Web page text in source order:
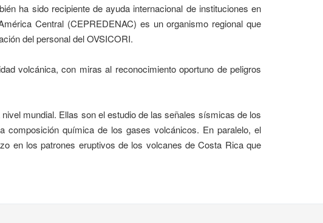
ha sido recipiente de ayuda internacional de instituciones en
Central (CEPREDENAC) es un organismo regional que
del personal del OVSICORI.
volcánica, con miras al reconocimiento oportuno de peligros
mundial. Ellas son el estudio de las señales sísmicas de los
química de los gases volcánicos. En paralelo, el
en los patrones eruptivos de los volcanes de Costa Rica que